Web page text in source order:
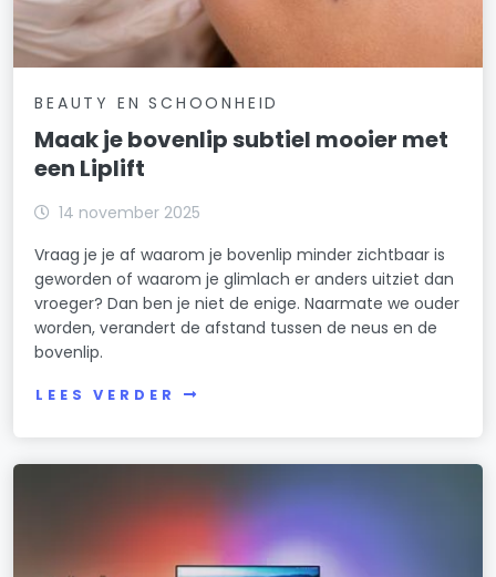
BEAUTY EN SCHOONHEID
Maak je bovenlip subtiel mooier met
een Liplift
14 november 2025
Vraag je je af waarom je bovenlip minder zichtbaar is
geworden of waarom je glimlach er anders uitziet dan
vroeger? Dan ben je niet de enige. Naarmate we ouder
worden, verandert de afstand tussen de neus en de
bovenlip.
LEES VERDER